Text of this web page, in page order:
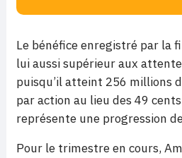
Le bénéfice enregistré par la
lui aussi supérieur aux
puisqu’il atteint 256 millions
par action au lieu des 49
représente une progression
Pour le trimestre en cours,